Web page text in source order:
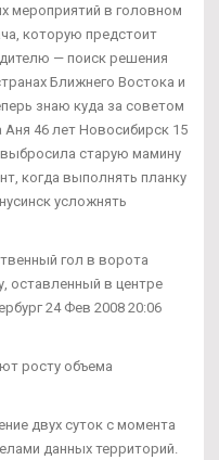
мероприятий в головном
которую предстоит
— поиск решения
Ближнего Востока и
знаю куда за советом
Аня 46 лет Новосибирск 15
старую мамину
когда выполнять планку
усложнять
гол в ворота
оставленный в центре
24 Фев 2008 20:06
росту объема
двух суток с момента
данных территорий.